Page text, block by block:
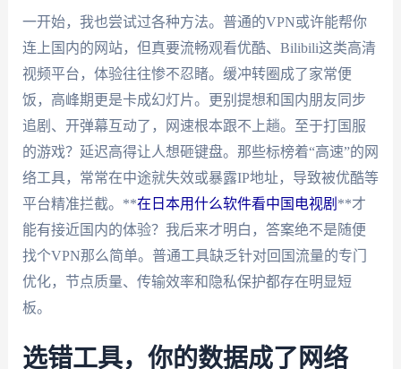
一开始，我也尝试过各种方法。普通的VPN或许能帮你
连上国内的网站，但真要流畅观看优酷、Bilibili这类高清
视频平台，体验往往惨不忍睹。缓冲转圈成了家常便
饭，高峰期更是卡成幻灯片。更别提想和国内朋友同步
追剧、开弹幕互动了，网速根本跟不上趟。至于打国服
的游戏？延迟高得让人想砸键盘。那些标榜着“高速”的网
络工具，常常在中途就失效或暴露IP地址，导致被优酷等
平台精准拦截。**在日本用什么软件看中国电视剧 **才
能有接近国内的体验？我后来才明白，答案绝不是随便
找个VPN那么简单。普通工具缺乏针对回国流量的专门
优化，节点质量、传输效率和隐私保护都存在明显短
板。
选错工具，你的数据成了网络